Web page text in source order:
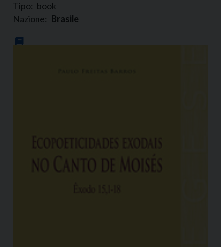
Tipo: book
Nazione: Brasile